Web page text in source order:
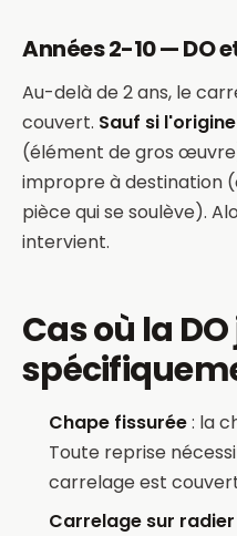
Années 2-10 — DO
Au-delà de 2 ans, le
couvert. Sauf si
(élément de gros
impropre à destination
pièce qui se soulève).
intervient.
Cas où la
Chape fissurée: la
Toute reprise
carrelage est
Carrelage sur